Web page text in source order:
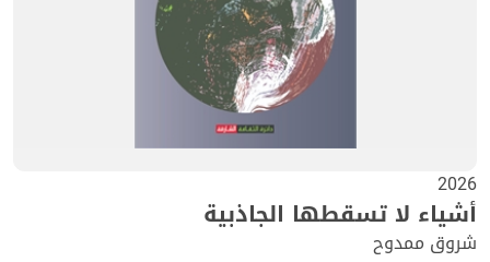
2026
أشياء لا تسقطها الجاذبية
شروق ممدوح